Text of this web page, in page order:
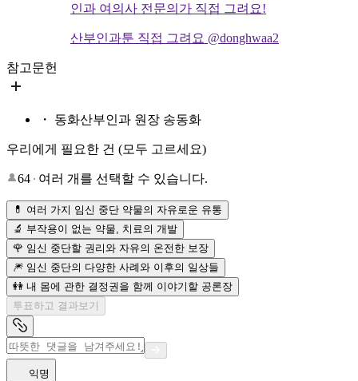
인과 여의사 전문의가 직접 그려요!
산부인과툰 직접 그려요 @donghwaa2
참고문헌
・ 동화산부인과 원장 송동화
우리에게 필요한 건 (모두 고르세요)
64 여러 개를 선택할 수 있습니다.
💊 여러 가지 임신 중단 약물의 자유로운 유통
🔬 부작용이 없는 약물, 치료의 개발
🌹 임신 중단할 권리와 자유의 온전한 보장
🎆 임신 중단의 다양한 사례와 이후의 일상들
👭 내 몸에 관한 결정권을 함께 이야기할 공론장
투표하고 결과보기
익명